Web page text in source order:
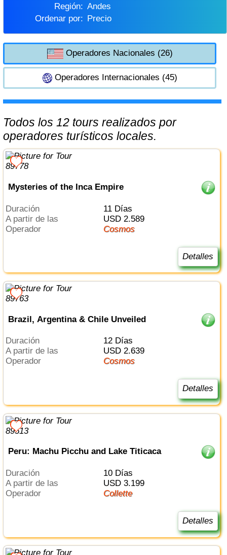
Región:
Andes
Ordenar por:
Precio
Operadores Nacionales (26)
Operadores Internacionales (45)
Todos los 12 tours realizados por
operadores turísticos locales.
Mysteries of the Inca Empire
Duración
11 Días
a partir de las
USD 2.589
Operador
Cosmos
Detalles
Brazil, Argentina & Chile Unveiled
Duración
12 Días
a partir de las
USD 2.639
Operador
Cosmos
Detalles
Peru: Machu Picchu and Lake Titicaca
Duración
10 Días
a partir de las
USD 3.199
Operador
Collette
Detalles